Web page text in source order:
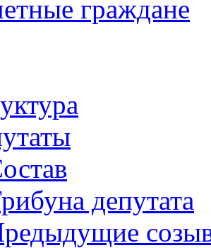
граждане
депутата